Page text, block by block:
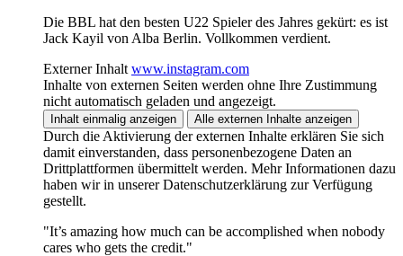
Die BBL hat den besten U22 Spieler des Jahres gekürt: es ist
Jack Kayil von Alba Berlin. Vollkommen verdient.
Externer Inhalt www.instagram.com
Inhalte von externen Seiten werden ohne Ihre Zustimmung
nicht automatisch geladen und angezeigt.
Inhalt einmalig anzeigen Alle externen Inhalte anzeigen
Durch die Aktivierung der externen Inhalte erklären Sie sich
damit einverstanden, dass personenbezogene Daten an
Drittplattformen übermittelt werden. Mehr Informationen dazu
haben wir in unserer Datenschutzerklärung zur Verfügung
gestellt.
"It’s amazing how much can be accomplished when nobody
cares who gets the credit."